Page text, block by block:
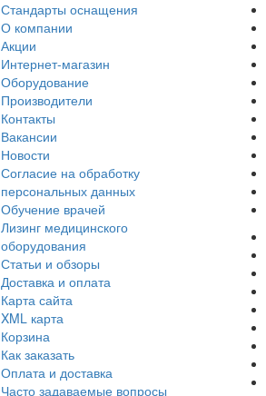
Стандарты оснащения
О компании
Акции
Интернет-магазин
Оборудование
Производители
Контакты
Вакансии
Новости
Согласие на обработку
персональных данных
Обучение врачей
Лизинг медицинского
оборудования
Статьи и обзоры
Доставка и оплата
Карта сайта
XML карта
Корзина
Как заказать
Оплата и доставка
Часто задаваемые вопросы